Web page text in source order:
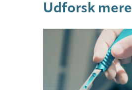
Udforsk mere